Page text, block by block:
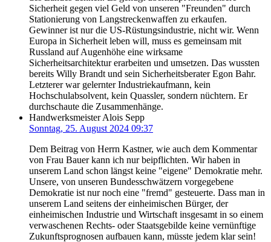
Sicherheit gegen viel Geld von unseren "Freunden" durch
Stationierung von Langstreckenwaffen zu erkaufen.
Gewinner ist nur die US-Rüstungsindustrie, nicht wir. Wenn
Europa in Sicherheit leben will, muss es gemeinsam mit
Russland auf Augenhöhe eine wirksame
Sicherheitsarchitektur erarbeiten und umsetzen. Das wussten
bereits Willy Brandt und sein Sicherheitsberater Egon Bahr.
Letzterer war gelernter Industriekaufmann, kein
Hochschulabsolvent, kein Quassler, sondern nüchtern. Er
durchschaute die Zusammenhänge.
Handwerksmeister Alois Sepp
Sonntag, 25. August 2024 09:37
Dem Beitrag von Herrn Kastner, wie auch dem Kommentar
von Frau Bauer kann ich nur beipflichten. Wir haben in
unserem Land schon längst keine "eigene" Demokratie mehr.
Unsere, von unseren Bundesschwätzern vorgegebene
Demokratie ist nur noch eine "fremd" gesteuerte. Dass man in
unserem Land seitens der einheimischen Bürger, der
einheimischen Industrie und Wirtschaft insgesamt in so einem
verwaschenen Rechts- oder Staatsgebilde keine vernünftige
Zukunftsprognosen aufbauen kann, müsste jedem klar sein!